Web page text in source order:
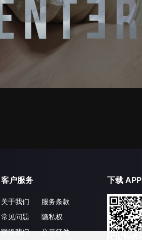
客户服务
关于我们
常见问题
联络我们
服务条款
隐私权
公开征件
下载 APP